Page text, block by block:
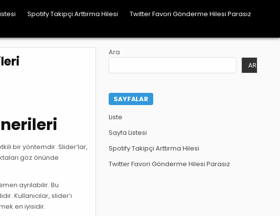
Spotify Takipçi Arttırma Hilesi Twitter Favori Gönderme Hilesi Parasız
bir yöntemdir. Slider’lar,
göz önünde
ayrılabilir. Bu
Kullanıcılar, slider’ı
en iyisidir.
Ara
ARA
SAYFALAR
Liste
Sayfa Listesi
Spotify Takipçi Arttırma Hilesi
Twitter Favori Gönderme Hilesi Parasız